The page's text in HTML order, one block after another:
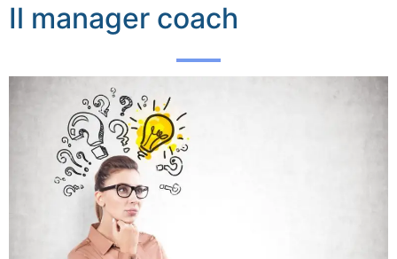
Il manager coach